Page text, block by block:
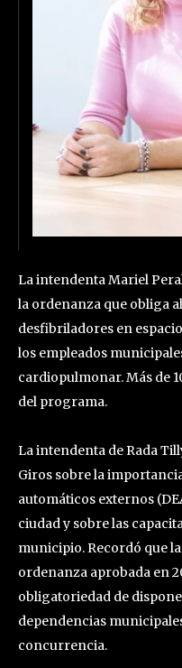
La intendenta Mariel
la ordenanza que obliga
desfibriladores en
los empleados
cardiopulmonar. Más de
del programa.
La intendenta de Rada
Giros sobre la
automáticos externos
ciudad y sobre las
municipio. Recordó que
ordenanza aprobada en
obligatoriedad de
dependencias
concurrencia.